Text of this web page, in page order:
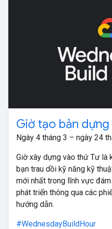
Giờ tạo bản
Ngày 4 tháng 3 – ngày 24
Giờ xây dựng vào thứ Tư là
bạn trau dồi kỹ năng kỹ
mới nhất trong lĩnh vực
phát triển thông qua các
hướng dẫn.
#WednesdayBuildHour